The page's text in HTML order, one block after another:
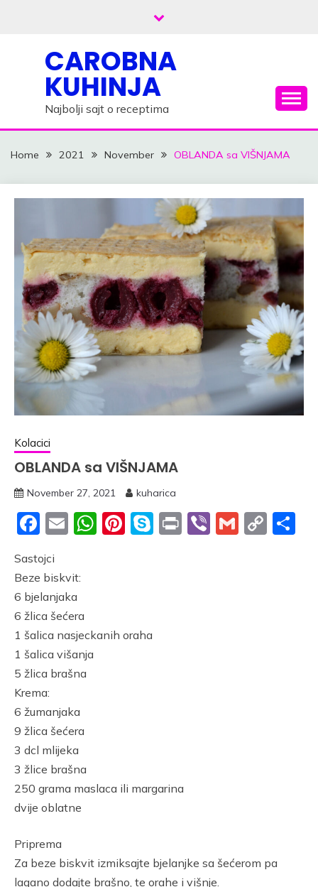
CAROBNA
KUHINJA
Najbolji sajt o receptima
Home 2021 November OBLANDA sa VIŠNJAMA
Kolacici
OBLANDA sa VIŠNJAMA
November 27, 2021 kuharica
Facebook
EmailWhatsApp
Pinterest
Skype
PrintViberGmail
Sastojci
Beze biskvit:
6 bjelanjaka
6 žlica šećera
1 šalica nasjeckanih oraha
1 šalica višanja
5 žlica brašna
Krema:
6 žumanjaka
9 žlica šećera
3 dcl mlijeka
3 žlice brašna
250 grama maslaca ili margarina
dvije oblatne
Priprema
Za beze biskvit izmiksajte bjelanjke sa šećerom pa
lagano dodajte brašno, te orahe i višnje.